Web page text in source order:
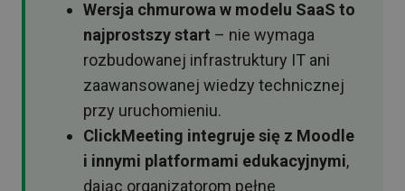
Wersja chmurowa w modelu SaaS to
najprostszy start – nie wymaga
rozbudowanej infrastruktury IT ani
zaawansowanej wiedzy technicznej
przy uruchomieniu.
ClickMeeting integruje się z Moodle
i innymi platformami edukacyjnymi,
dając organizatorom pełne